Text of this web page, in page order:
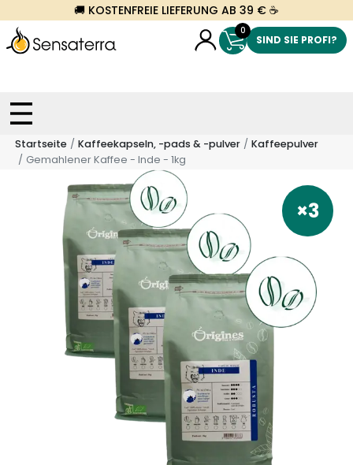
🚚 KOSTENFREIE LIEFERUNG AB 39 € ☕
0
SIND SIE PROFI?
Startseite Kaffeekapseln, -pads & -pulver
Kaffeepulver
Gemahlener Kaffee - Inde - 1kg
×3